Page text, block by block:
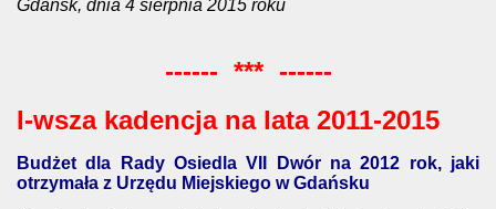
Gdańsk, dnia 4 sierpnia 2015 roku
------ *** ------
I-wsza kadencja na lata 2011-2015
Budżet dla Rady Osiedla VII Dwór na 2012 rok, jaki
otrzymała z Urzędu Miejskiego w Gdańsku